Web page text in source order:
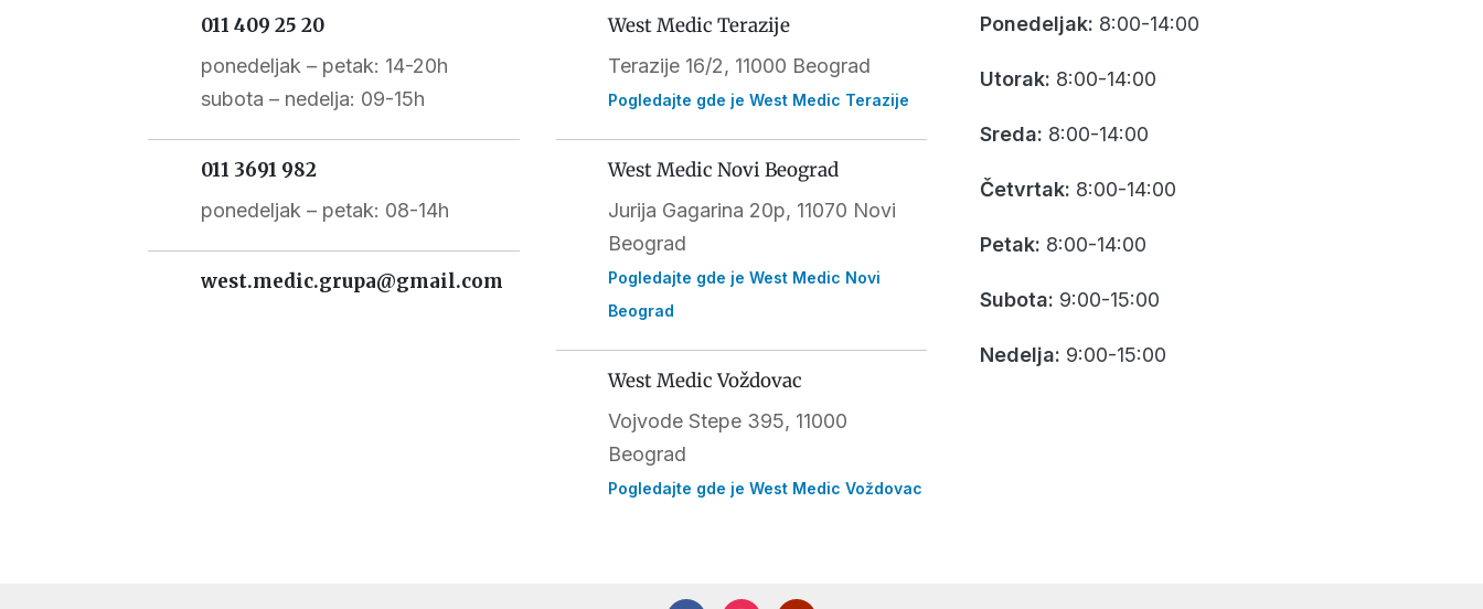
011 409 25 20
ponedeljak – petak: 14-20h
subota – nedelja: 09-15h
011 3691 982
ponedeljak – petak: 08-14h
west.medic.grupa@gmail.com
West Medic Terazije
Terazije 16/2, 11000 Beograd
Pogledajte gde je West Medic Terazije
West Medic Novi Beograd
Jurija Gagarina 20p, 11070 Novi
Beograd
Pogledajte gde je West Medic Novi
Beograd
West Medic Voždovac
Vojvode Stepe 395, 11000
Beograd
Pogledajte gde je West Medic Voždovac
Ponedeljak: 8:00-14:00
Utorak: 8:00-14:00
Sreda: 8:00-14:00
Četvrtak: 8:00-14:00
Petak: 8:00-14:00
Subota: 9:00-15:00
Nedelja: 9:00-15:00